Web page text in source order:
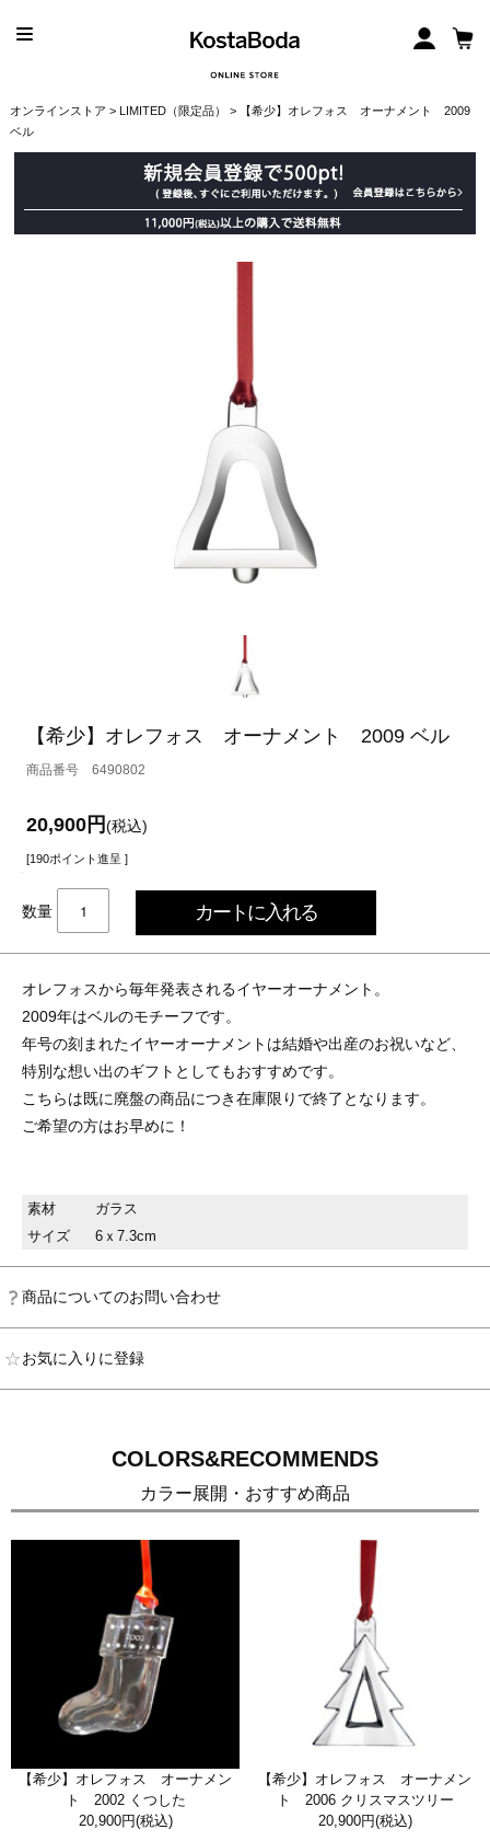
オンラインストア > LIMITED（限定品）
> 【希少】オレフォス オーナメント 2009
ベル
【希少】オレフォス オーナメント 2009 ベル
6490802
20,900円(税込)
[190ポイント進呈 ]
数量
オレフォスから毎年発表されるイヤーオーナメント。
2009年はベルのモチーフです。
年号の刻まれたイヤーオーナメントは結婚や出産のお祝いなど、
特別な想い出のギフトとしてもおすすめです。
こちらは既に廃盤の商品につき在庫限りで終了となります。
ご希望の方はお早めに！
素材
ガラス
サイズ
6ｘ7.3cm
商品についてのお問い合わせ
お気に入りに登録
COLORS&RECOMMENDS
カラー展開・おすすめ商品
【希少】オレフォス オーナメン
ト 2002 くつした
20,900円(税込)
【希少】オレフォス オーナメン
ト 2006 クリスマスツリー
20,900円(税込)